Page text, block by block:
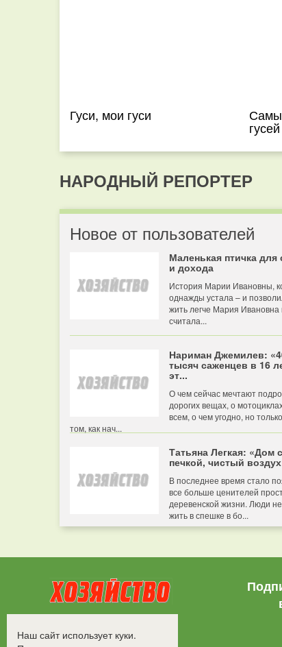
Гуси, мои гуси
гусей
НАРОДНЫЙ РЕПОРТЕР
Новое от пользователей
Маленькая птичка для
и дохода
История Марии Ивановны,
однажды устала – и
жить легче Мария Ивановна
считала...
Нариман Джемилев:
тысяч саженцев в 16
эт...
О чем сейчас мечтают
дорогих вещах, о
всем, о чем угодно, но
том, как нач...
Татьяна Легкая: «Дом с
печкой, чистый
В последнее время стало
все больше ценителей
деревенской жизни. Люди
жить в спешке в бо...
Все права защищены.
©2008-2017 - "Хозяйство"
Наш сайт использует куки.